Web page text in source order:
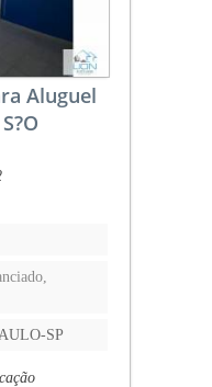
Aluguel
SP